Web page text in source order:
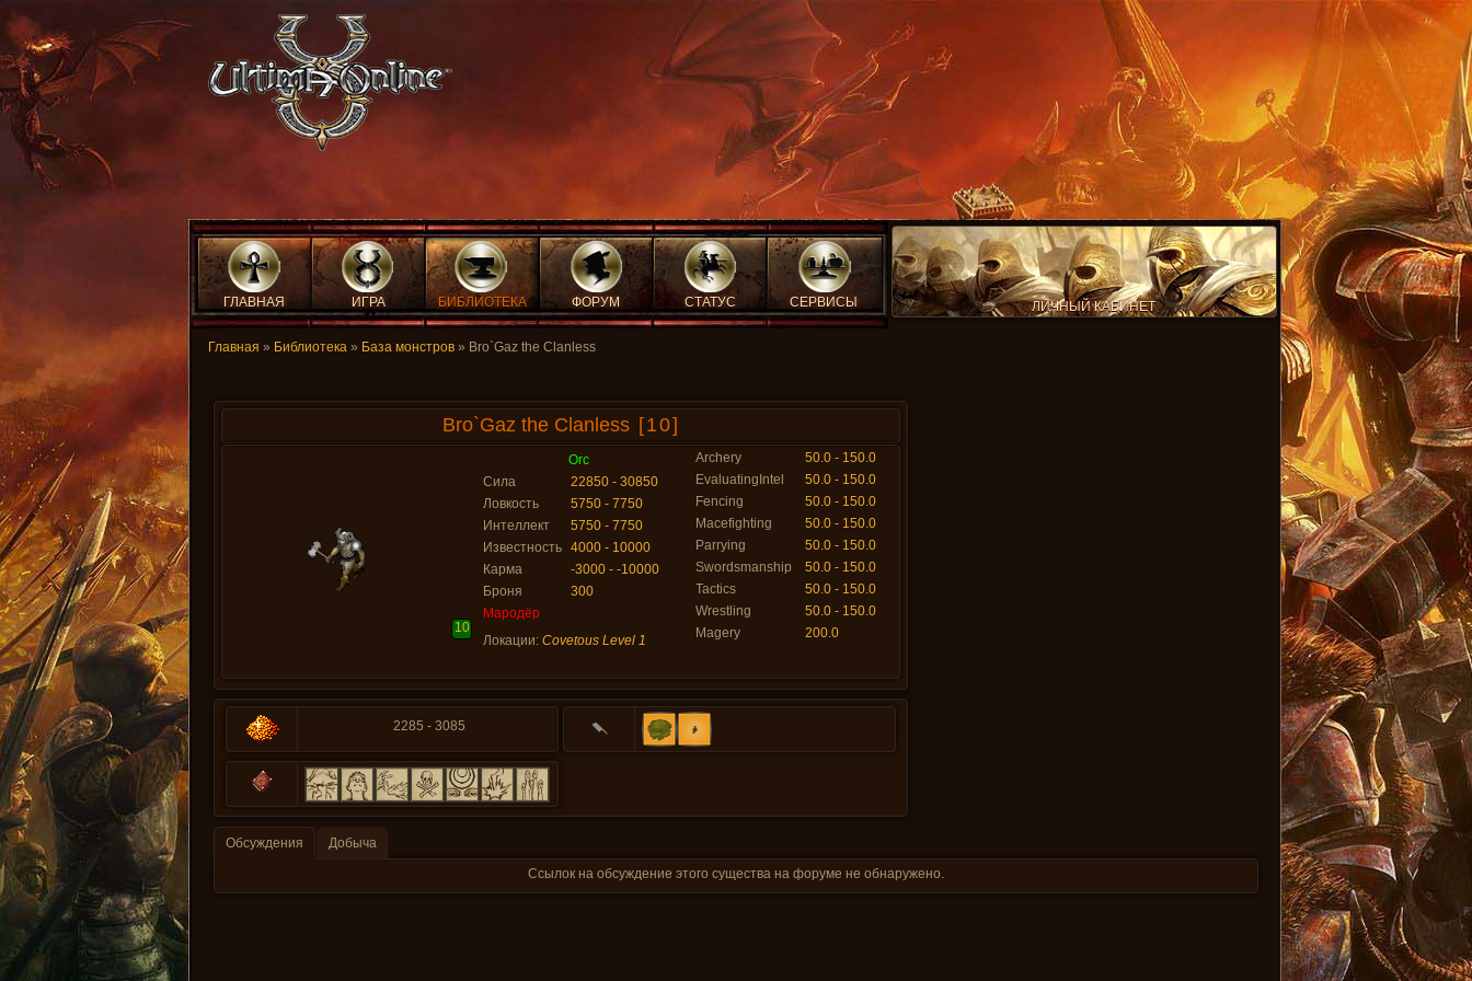
ГЛАВНАЯ ИГРА БИБЛИОТЕКА ФОРУМ СТАТУС СЕРВИСЫ ЛИЧНЫЙ КАБИНЕТ
Главная » Библиотека » База монстров » Bro`Gaz the Clanless
Bro`Gaz the Clanless [10]
10
Orc
Сила
22850 - 30850
Ловкость
5750 - 7750
Интеллект
5750 - 7750
Известность 4000 - 10000
Карма
-3000 - -10000
Броня
300
Мародёр
Archery
50.0 - 150.0
EvaluatingIntel
50.0 - 150.0
Fencing
50.0 - 150.0
Macefighting
50.0 - 150.0
Parrying
50.0 - 150.0
Swordsmanship
50.0 - 150.0
Tactics
50.0 - 150.0
Wrestling
50.0 - 150.0
Magery
200.0
Локации: Covetous Level 1
2285 - 3085
Обсуждения
Добыча
Ссылок на обсуждение этого существа на форуме не обнаружено.